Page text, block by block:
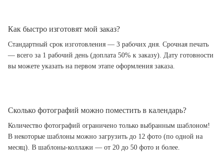
Как быстро изготовят мой заказ?
Стандартный срок изготовления — 3 рабочих дня. Срочная печать
— всего за 1 рабочий день (доплата 50% к заказу). Дату готовности
вы можете указать на первом этапе оформления заказа.
Сколько фотографий можно поместить в календарь?
Количество фотографий ограничено только выбранным шаблоном!
В некоторые шаблоны можно загрузить до 12 фото (по одной на
месяц). В шаблоны-коллажи — от 20 до 50 фото и более.